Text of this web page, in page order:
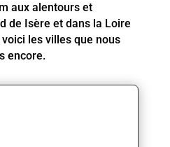
aux alentours et
de Isère et dans la Loire
les villes que nous
encore.